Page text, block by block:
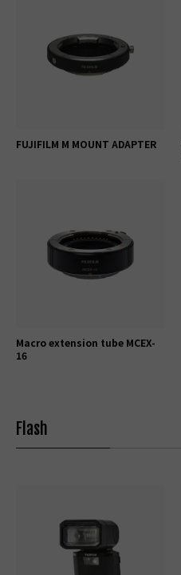
FUJIFILM M MOUNT ADAPTER
Macro extension tube MCEX-
16
Flash